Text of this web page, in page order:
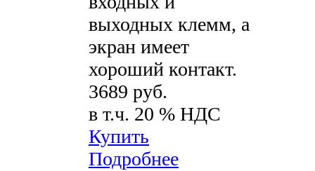
выходных клемм, а
экран имеет
хороший контакт.
3689 руб.
в т.ч. 20 % НДС
Купить
Подробнее